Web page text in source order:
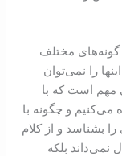
گونه‌‌های مختلف
را نمی‌‌توان
مهم است که با
می‌‌کنيم و چگونه با
بشناسد و از کلام
نمی‌‌داند بلکه